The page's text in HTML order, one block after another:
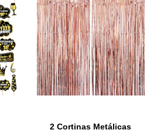
2 Cortinas Metálicas